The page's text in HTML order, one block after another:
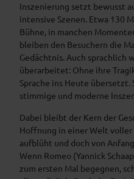
Inszenierung setzt bewusst
intensive Szenen. Etwa 130
Bühne, in manchen
bleiben den Besuchern die
Gedächtnis. Auch sprachlich
überarbeitet: Ohne ihre
Sprache ins Heute
stimmige und moderne
Dabei bleibt der Kern der
Hoffnung in einer Welt voller
aufblüht und doch von
Wenn Romeo (Yannick
zum ersten Mal begegnen,